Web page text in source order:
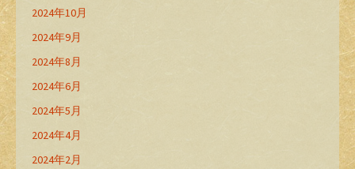
2024年10月
2024年9月
2024年8月
2024年6月
2024年5月
2024年4月
2024年2月